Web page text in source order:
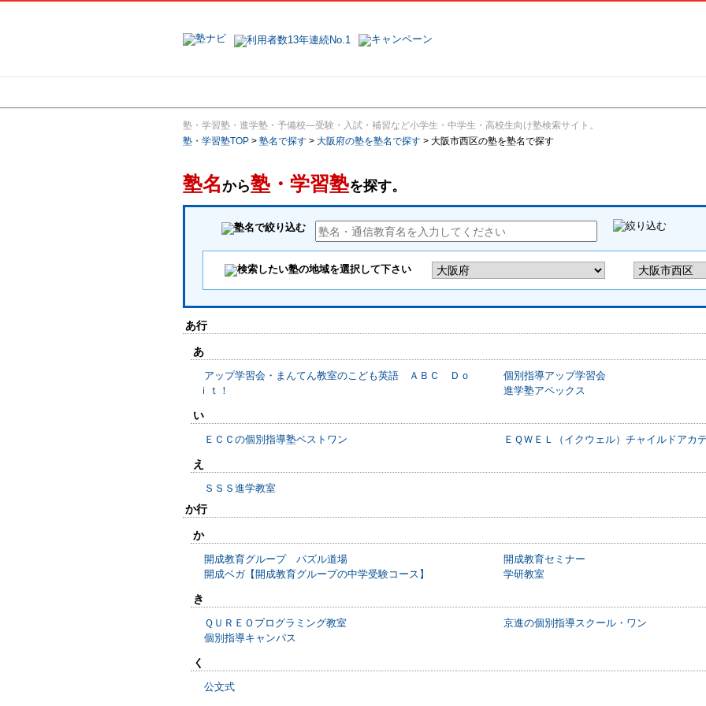
塾・学習塾・進学塾・予備校―受験・入試・補習など小学生・中学生・高校生向け塾検索サイト。
塾・学習塾TOP > 塾名で探す > 大阪府の塾を塾名で探す > 大阪市西区の塾を塾名で探す
塾名から塾・学習塾を探す。
あ行
あ
アップ学習会・まんてん教室のこども英語 ＡＢＣ Ｄｏ
ｉｔ！
個別指導アップ学習会
進学塾アペックス
い
ＥＣＣの個別指導塾ベストワン ＥＱＷＥＬ（イクウェル）チャイルドアカ
え
ＳＳＳ進学教室
か行
か
開成教育グループ パズル道場
開成教育セミナー
開成ベガ【開成教育グループの中学受験コース】
学研教室
き
ＱＵＲＥＯプログラミング教室
京進の個別指導スクール・ワン
個別指導キャンパス
く
公文式